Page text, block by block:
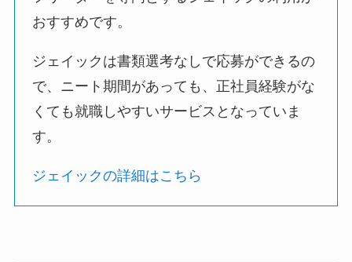
おすすめです。
ジェイックは書類選考なしで応募ができるの
で、ニート期間があっても、正社員経験がな
くても就職しやすいサービスとなっていま
す。
ジェイックの詳細はこちら